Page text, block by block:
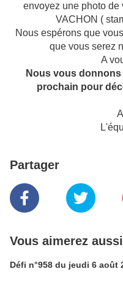
envoyez une photo de
VACHON (
Nous espérons que
que vous serez
A
Nous vous
prochain pour
Partager
Vous aimerez aussi
Défi n°958 du jeudi 6 août